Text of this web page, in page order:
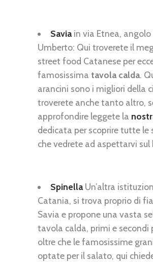
Saviain via Etnea, angolo
Umberto: Qui troverete il
street food Catanese per
famosissima tavola calda.
arancini sono i migliori della
troverete anche tanto altro,
approfondire leggete la
dedicata per scoprire tutte le
che vedrete ad aspettarvi sul
SpinellaUn’altra
Catania, si trova proprio di
Savia e propone una vasta
tavola calda, primi e secondi
oltre che le famosissime
optate per il salato, qui